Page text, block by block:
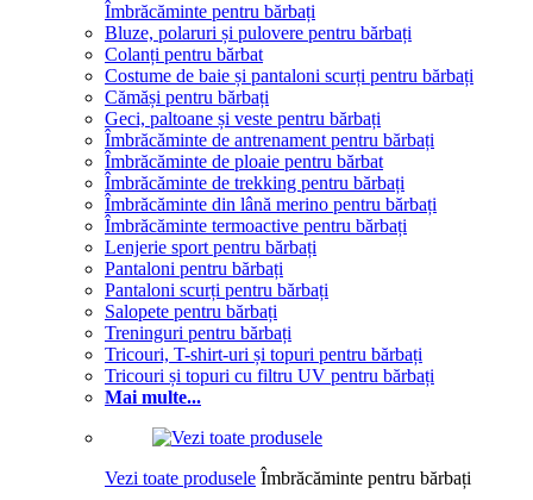
Îmbrăcăminte pentru bărbați
Bluze, polaruri și pulovere pentru bărbați
Colanți pentru bărbat
Costume de baie și pantaloni scurți pentru bărbați
Cămăși pentru bărbați
Geci, paltoane și veste pentru bărbați
Îmbrăcăminte de antrenament pentru bărbați
Îmbrăcăminte de ploaie pentru bărbat
Îmbrăcăminte de trekking pentru bărbați
Îmbrăcăminte din lână merino pentru bărbați
Îmbrăcăminte termoactive pentru bărbați
Lenjerie sport pentru bărbați
Pantaloni pentru bărbați
Pantaloni scurți pentru bărbați
Salopete pentru bărbați
Treninguri pentru bărbați
Tricouri, T-shirt-uri și topuri pentru bărbați
Tricouri și topuri cu filtru UV pentru bărbați
Mai multe...
Vezi toate produsele Îmbrăcăminte pentru bărbați